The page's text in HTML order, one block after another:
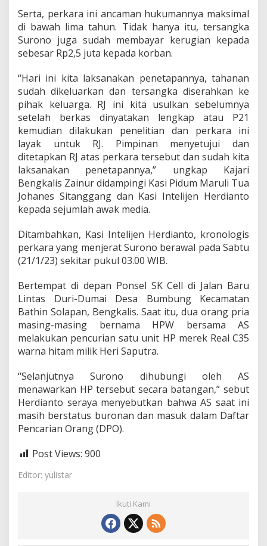
k
a
n
K
a
u
s
P
e
a
d
a
h
H
P
C
u
r
a
n
Serta, perkara ini ancaman hukumannya maksimal
di bawah lima tahun. Tidak hanya itu, tersangka
Surono juga sudah membayar kerugian kepada
sebesar Rp2,5 juta kepada korban.
“Hari ini kita laksanakan penetapannya, tahanan
sudah dikeluarkan dan tersangka diserahkan ke
pihak keluarga. RJ ini kita usulkan sebelumnya
setelah berkas dinyatakan lengkap atau P21
kemudian dilakukan penelitian dan perkara ini
layak untuk RJ. Pimpinan menyetujui dan
ditetapkan RJ atas perkara tersebut dan sudah kita
laksanakan penetapannya,” ungkap Kajari
Bengkalis Zainur didampingi Kasi Pidum Maruli Tua
Johanes Sitanggang dan Kasi Intelijen Herdianto
kepada sejumlah awak media.
Ditambahkan, Kasi Intelijen Herdianto, kronologis
perkara yang menjerat Surono berawal pada Sabtu
(21/1/23) sekitar pukul 03.00 WIB.
Bertempat di depan Ponsel SK Cell di Jalan Baru
Lintas Duri-Dumai Desa Bumbung Kecamatan
Bathin Solapan, Bengkalis. Saat itu, dua orang pria
masing-masing bernama HPW bersama AS
melakukan pencurian satu unit HP merek Real C35
warna hitam milik Heri Saputra.
“Selanjutnya Surono dihubungi oleh AS
menawarkan HP tersebut secara batangan,” sebut
Herdianto seraya menyebutkan bahwa AS saat ini
masih berstatus buronan dan masuk dalam Daftar
Pencarian Orang (DPO).
Post Views: 900
Editor: yulistar
Ikuti Kami